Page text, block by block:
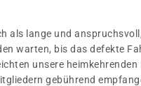
als lange und
warten, bis das defekte
unsere
gebührend